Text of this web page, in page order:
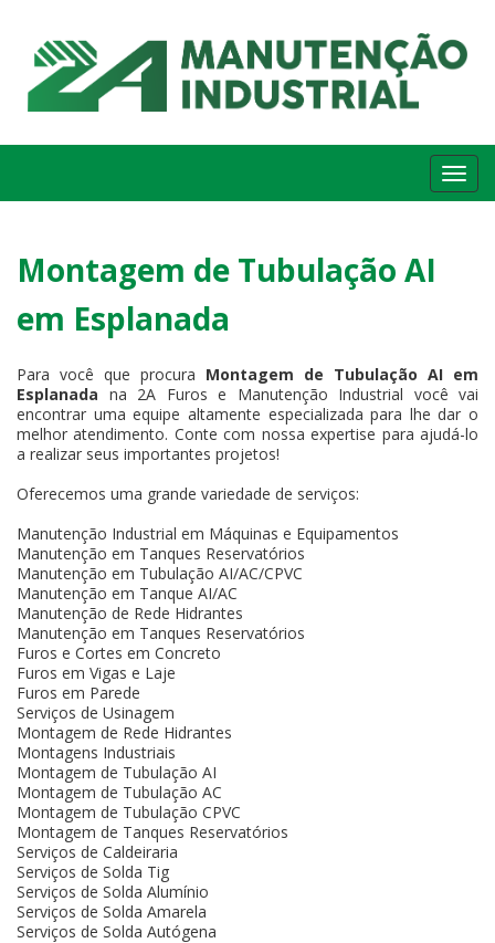
Montagem de Tubulação AI
em Esplanada
Para você que procura Montagem de Tubulação AI em
Esplanada na 2A Furos e Manutenção Industrial você vai
encontrar uma equipe altamente especializada para lhe dar o
melhor atendimento. Conte com nossa expertise para ajudá-lo
a realizar seus importantes projetos!
Oferecemos uma grande variedade de serviços:
Manutenção Industrial em Máquinas e Equipamentos
Manutenção em Tanques Reservatórios
Manutenção em Tubulação AI/AC/CPVC
Manutenção em Tanque AI/AC
Manutenção de Rede Hidrantes
Manutenção em Tanques Reservatórios
Furos e Cortes em Concreto
Furos em Vigas e Laje
Furos em Parede
Serviços de Usinagem
Montagem de Rede Hidrantes
Montagens Industriais
Montagem de Tubulação AI
Montagem de Tubulação AC
Montagem de Tubulação CPVC
Montagem de Tanques Reservatórios
Serviços de Caldeiraria
Serviços de Solda Tig
Serviços de Solda Alumínio
Serviços de Solda Amarela
Serviços de Solda Autógena